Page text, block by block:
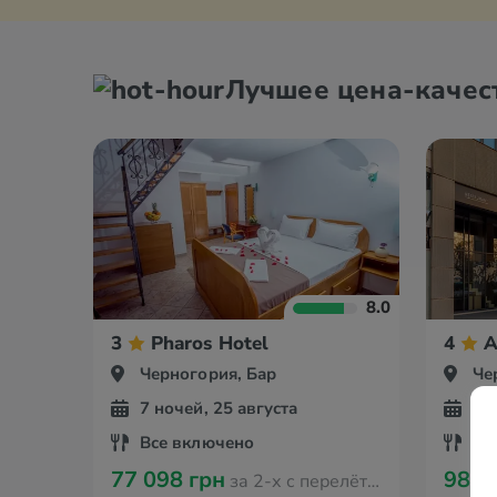
Лучшее цена-
8.0
3 Pharos Hotel
Черногория, Бар
7 ночей, 25 августа
Все включено
77 098 грн за 2-х с перелётом из Варшавы
4
98